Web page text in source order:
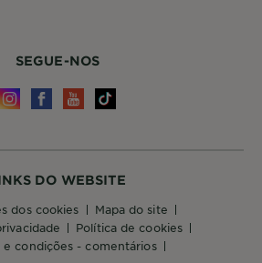
DO WEBSITE
dos cookies
mapa do site
política de cookies
e condições - comentários
SEGUE-NOS